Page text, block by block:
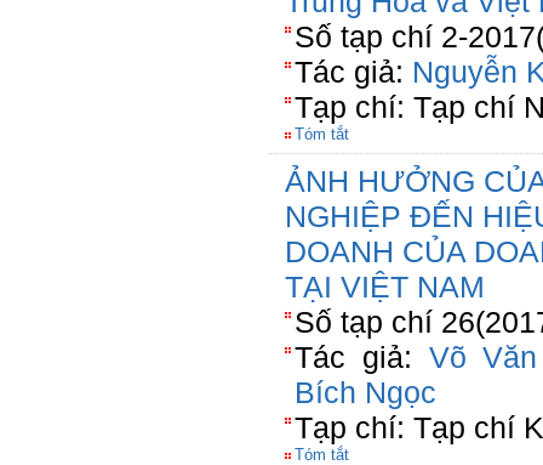
Số tạp chí 2-
Tác giả: Nguyễn
Tạp chí: Tạp chí
Tóm tắt
ẢNH HƯỞNG
NGHIỆP ĐẾN
DOANH CỦA
TẠI VIỆT NAM
Số tạp chí
Tác giả: Võ
Bích Ngọc
Tạp chí: Tạp chí
Tóm tắt